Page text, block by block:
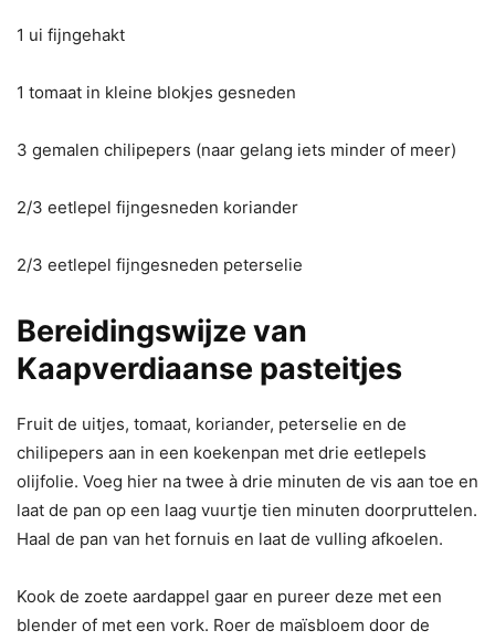
1 ui fijngehakt
1 tomaat in kleine blokjes gesneden
3 gemalen chilipepers (naar gelang iets minder of meer)
2/3 eetlepel fijngesneden koriander
2/3 eetlepel fijngesneden peterselie
Bereidingswijze van
Kaapverdiaanse pasteitjes
Fruit de uitjes, tomaat, koriander, peterselie en de
chilipepers aan in een koekenpan met drie eetlepels
olijfolie. Voeg hier na twee à drie minuten de vis aan toe en
laat de pan op een laag vuurtje tien minuten doorpruttelen.
Haal de pan van het fornuis en laat de vulling afkoelen.
Kook de zoete aardappel gaar en pureer deze met een
blender of met een vork. Roer de maïsbloem door de